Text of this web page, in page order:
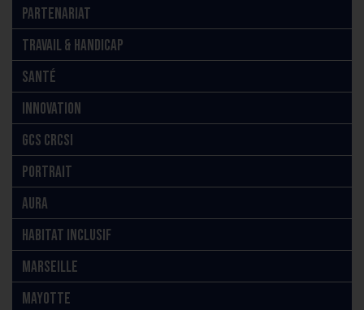
PARTENARIAT
TRAVAIL & HANDICAP
SANTÉ
INNOVATION
GCS CRCSI
PORTRAIT
AURA
HABITAT INCLUSIF
MARSEILLE
MAYOTTE